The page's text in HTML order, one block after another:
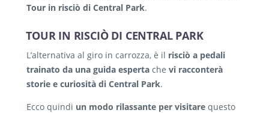
Tour in risciò di Central Park.
TOUR IN RISCIÒ DI CENTRAL PARK
L’alternativa al giro in carrozza, è il risciò a pedali
trainato da una guida esperta che vi racconterà
storie e curiosità di Central Park.
Ecco quindi un modo rilassante per visitare questo